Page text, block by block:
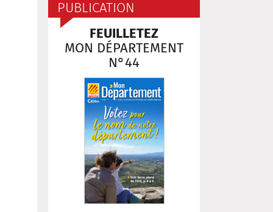
PUBLICATION
FEUILLETEZ
MON DÉPARTEMENT
N°44